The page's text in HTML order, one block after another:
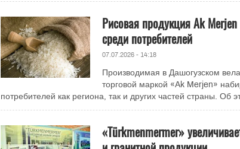
Рисовая продукция Ak
среди потребителей
07.07.2026 - 14:18
Производимая в Дашогузском
торговой маркой «Ak Merjen»
потребителей как региона, так и других частей страны. Об
«Türkmenmermer»